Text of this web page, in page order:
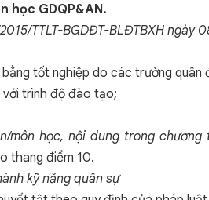
học GDQP&AN.
TTLT-BGDĐT-BLĐTBXH ngày
tốt nghiệp do các trường quân
với trình độ đào tạo;
học, nội dung trong chương
thang điểm 10.
kỹ năng quân sự